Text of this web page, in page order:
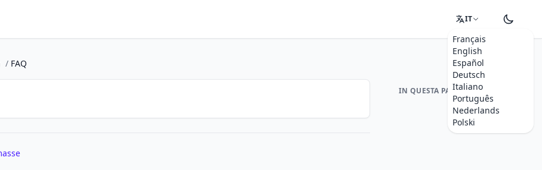
IT
Français
English
Español
Deutsch
Italiano
Português
Nederlands
Polski
/ FAQ
IN QUESTA PAGINA